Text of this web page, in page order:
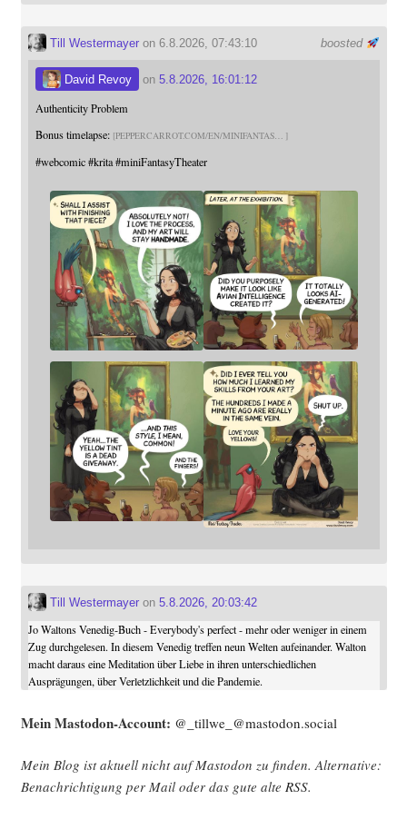
boosted
Till Westermayeron 6.8.2026, 07:43:10
David Revoy on 5.8.2026, 16:01:12
Authenticity Problem
Bonus timelapse: PEPPERCARROT.COM/EN/MINIFANTAS
#webcomic #krita #miniFantasyTheater
Till Westermayeron 5.8.2026, 20:03:42
Jo Waltons Venedig-Buch - Everybody's perfect - mehr oder weniger in einem
Zug durchgelesen. In diesem Venedig treffen neun Welten aufeinander. Walton
macht daraus eine Meditation über Liebe in ihren unterschiedlichen
Ausprägungen, über Verletzlichkeit und die Pandemie.
Mein Mast­o­don-Account: @_tillwe_@mastodon.social
Mein Blog ist aktu­ell nicht auf Mast­o­don zu fin­den. Alter­na­ti­ve:
Benach­rich­ti­gung per Mail oder das gute alte RSS.